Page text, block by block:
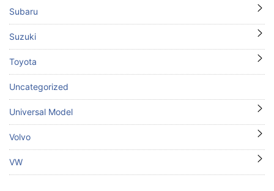
Subaru
Suzuki
Toyota
Uncategorized
Universal Model
Volvo
VW